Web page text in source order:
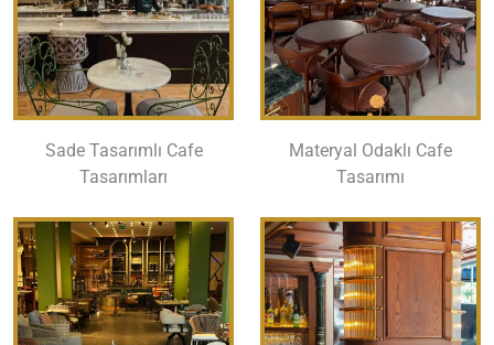
Sade Tasarımlı Cafe
Tasarımları
Materyal Odaklı Cafe
Tasarımı